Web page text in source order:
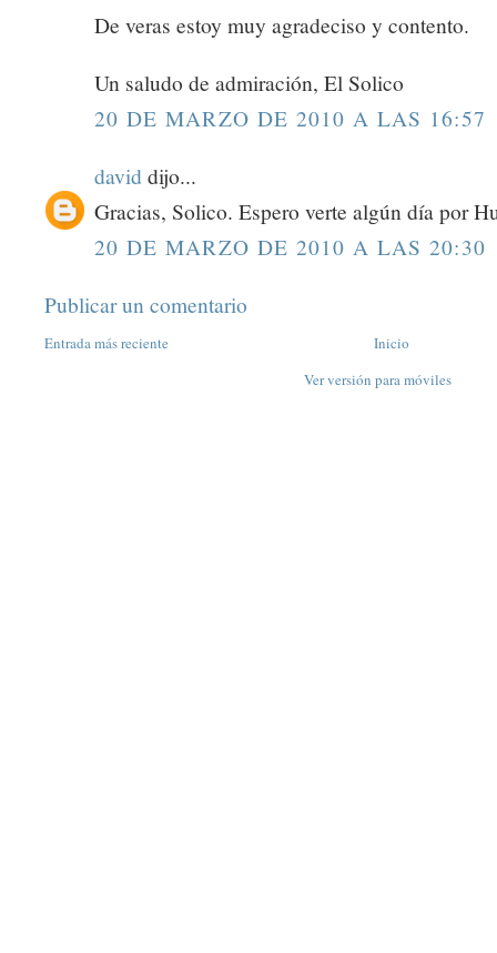
De veras estoy muy agradeciso y contento.
Un saludo de admiración, El Solico
20 DE MARZO DE 2010 A LAS 16:57
daviddijo...
Gracias, Solico. Espero verte algún día por
20 DE MARZO DE 2010 A LAS 20:30
Publicar un comentario
Entrada más reciente
Inicio
Ver versión para móviles